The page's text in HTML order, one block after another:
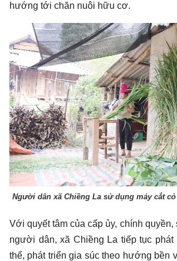
hướng tới chăn nuôi hữu cơ.
Người dân xã Chiềng La sử dụng máy cắt
Với quyết tâm của cấp ủy, chính quyền,
người dân, xã Chiềng La tiếp tục phát
thế, phát triển gia súc theo hướng bền